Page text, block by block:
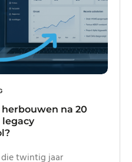
na 20
twintig jaar